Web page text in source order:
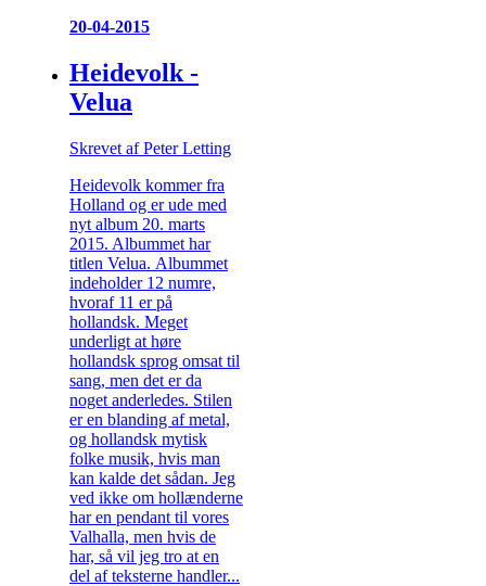
20-04-2015
Heidevolk -
Velua
Skrevet af Peter Letting
Heidevolk kommer fra
Holland og er ude med
nyt album 20. marts
2015. Albummet har
titlen Velua. Albummet
indeholder 12 numre,
hvoraf 11 er på
hollandsk. Meget
underligt at høre
hollandsk sprog omsat til
sang, men det er da
noget anderledes. Stilen
er en blanding af metal,
og hollandsk mytisk
folke musik, hvis man
kan kalde det sådan. Jeg
ved ikke om hollænderne
har en pendant til vores
Valhalla, men hvis de
har, så vil jeg tro at en
del af teksterne handler...